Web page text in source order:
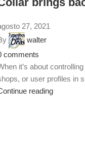
27, 2021
walter
comments
it’s about
or user profiles in
reading